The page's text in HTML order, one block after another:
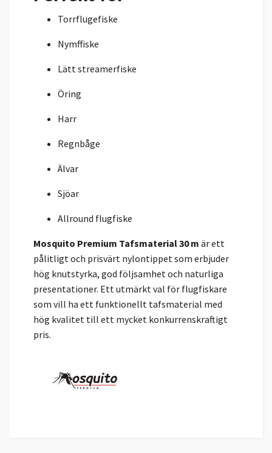
Torrflugefiske
Nymffiske
Lätt streamerfiske
Öring
Harr
Regnbåge
Älvar
Sjöar
Allround flugfiske
Mosquito Premium Tafsmaterial 30 m är ett
pålitligt och prisvärt nylontippet som erbjuder
hög knutstyrka, god följsamhet och naturliga
presentationer. Ett utmärkt val för flugfiskare
som vill ha ett funktionellt tafsmaterial med
hög kvalitet till ett mycket konkurrenskraftigt
pris.